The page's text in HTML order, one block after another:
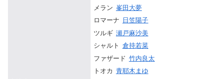
メラン 峯田大夢
ロマーナ
日笠陽子
ツルギ 瀬戸麻沙美
シャルト 倉持若菜
ファザード 竹内良太
トオカ 青耶木まゆ